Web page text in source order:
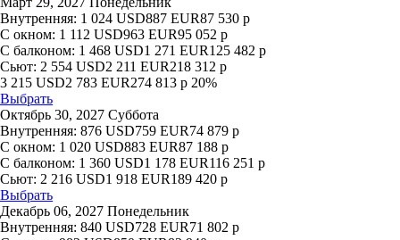
Внутренняя: 1 024 USD887 EUR87 530 р
С окном: 1 112 USD963 EUR95 052 р
С балконом: 1 468 USD1 271 EUR125 482 р
Сьют: 2 554 USD2 211 EUR218 312 р
3 215 USD2 783 EUR274 813 р 20%
Выбрать
Октябрь 30, 2027 Суббота
Внутренняя: 876 USD759 EUR74 879 р
С окном: 1 020 USD883 EUR87 188 р
С балконом: 1 360 USD1 178 EUR116 251 р
Сьют: 2 216 USD1 918 EUR189 420 р
Выбрать
Декабрь 06, 2027 Понедельник
Внутренняя: 840 USD728 EUR71 802 р